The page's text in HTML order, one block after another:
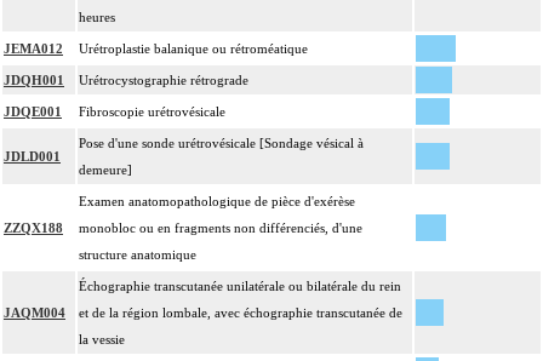
heures
JEMA012 Urétroplastie balanique ou rétroméatique
JDQH001 Urétrocystographie rétrograde
JDQE001 Fibroscopie urétrovésicale
JDLD001
Pose d'une sonde urétrovésicale [Sondage vésical à
demeure]
ZZQX188
Examen anatomopathologique de pièce d'exérèse
monobloc ou en fragments non différenciés, d'une
structure anatomique
JAQM004
Échographie transcutanée unilatérale ou bilatérale du rein
et de la région lombale, avec échographie transcutanée de
la vessie